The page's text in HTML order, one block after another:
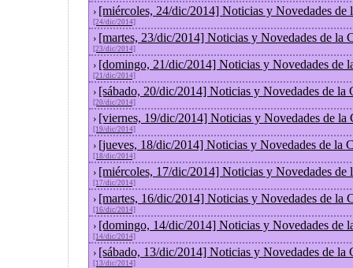
› [miércoles, 24/dic/2014] Noticias y Novedades de
[24/dic/2014]
› [martes, 23/dic/2014] Noticias y Novedades de la
[23/dic/2014]
› [domingo, 21/dic/2014] Noticias y Novedades de
[21/dic/2014]
› [sábado, 20/dic/2014] Noticias y Novedades de la
[20/dic/2014]
› [viernes, 19/dic/2014] Noticias y Novedades de la
[19/dic/2014]
› [jueves, 18/dic/2014] Noticias y Novedades de la
[18/dic/2014]
› [miércoles, 17/dic/2014] Noticias y Novedades de
[17/dic/2014]
› [martes, 16/dic/2014] Noticias y Novedades de la
[16/dic/2014]
› [domingo, 14/dic/2014] Noticias y Novedades de
[14/dic/2014]
› [sábado, 13/dic/2014] Noticias y Novedades de la
[13/dic/2014]